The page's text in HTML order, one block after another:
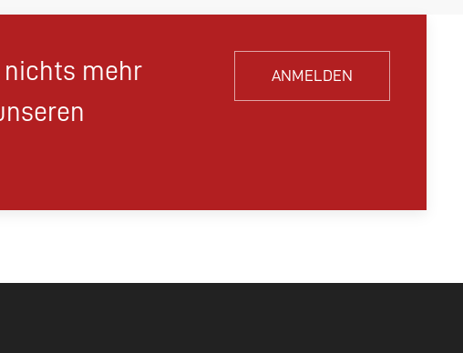
nichts mehr
ANMELDEN